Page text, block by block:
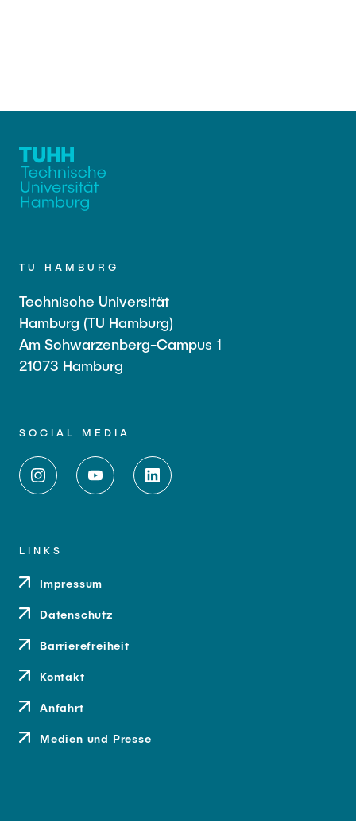
TU HAMBURG
Technische Universität
Hamburg (TU Hamburg)
Am Schwarzenberg-Campus 1
21073 Hamburg
SOCIAL MEDIA
LINKS
Impressum
Datenschutz
Barrierefreiheit
Kontakt
Anfahrt
Medien und Presse